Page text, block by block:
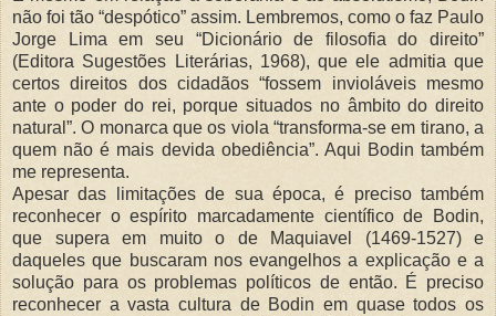
não foi tão “despótico” assim. Lembremos, como o faz Paulo
Jorge Lima em seu “Dicionário de filosofia do direito”
(Editora Sugestões Literárias, 1968), que ele admitia que
certos direitos dos cidadãos “fossem invioláveis mesmo
ante o poder do rei, porque situados no âmbito do direito
natural”. O monarca que os viola “transforma-se em tirano, a
quem não é mais devida obediência”. Aqui Bodin também
me representa.
Apesar das limitações de sua época, é preciso também
reconhecer o espírito marcadamente científico de Bodin,
que supera em muito o de Maquiavel (1469-1527) e
daqueles que buscaram nos evangelhos a explicação e a
solução para os problemas políticos de então. É preciso
reconhecer a vasta cultura de Bodin em quase todos os